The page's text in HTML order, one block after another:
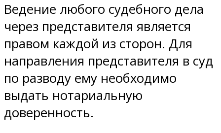
Ведение любого судебного дела
через представителя является
правом каждой из сторон. Для
направления представителя в суд
по разводу ему необходимо
выдать нотариальную
доверенность.